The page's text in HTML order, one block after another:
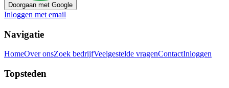
Doorgaan met Google
Inloggen met email
Navigatie
HomeOver onsZoek bedrijfVeelgestelde vragenContactInloggen
Topsteden